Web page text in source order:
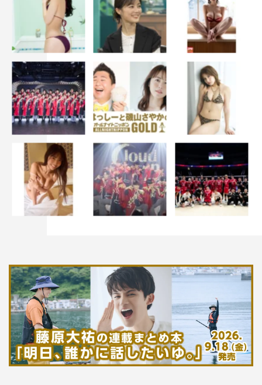
な！」って（笑）。
：その後もぐったりしてるから、それはちょっと放送
できなかったなって。
江頭：あと金魚。
寺田：でっかい水槽を借りてきて。その中に金魚が何百匹
って入ってるんです。
江頭：それを口でくわえたら何点、っていう企画。出目金
だと点数が高いっていう。水槽の中に入ってどんどん取っ
ていって「いい画が撮れました、ハイオッケー！」って言
われてから、最後俺たちが見に行ったら金魚が全部、プカ
ーって浮いてて。
江頭：おーーーーい！っ
て。
寺田：やらしちゃ駄目だ
ろ！金魚にこんなこと。
江頭：金魚いい仕事した